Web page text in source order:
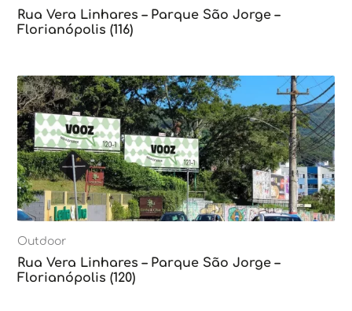
Rua Vera Linhares – Parque São Jorge –
Florianópolis (116)
Outdoor
Rua Vera Linhares – Parque São Jorge –
Florianópolis (120)